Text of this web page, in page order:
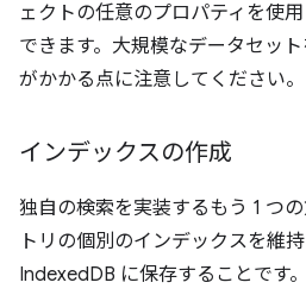
ェクトの任意のプロパティを使
できます。大規模なデータセッ
がかかる点に注意してください。
インデックスの作成
独自の検索を実装するもう 1 つ
トリの個別のインデックスを維
IndexedDB に保存することです